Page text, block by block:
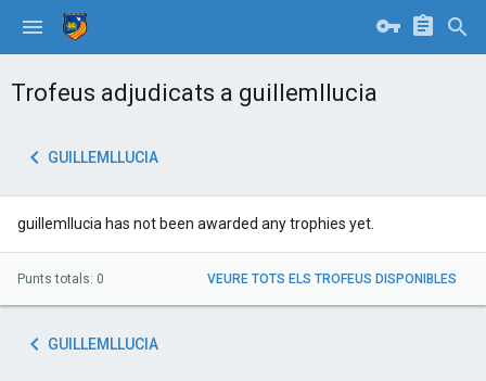
Trofeus adjudicats a guillemllucia
GUILLEMLLUCIA
guillemllucia has not been awarded any trophies yet.
Punts totals: 0 VEURE TOTS ELS TROFEUS DISPONIBLES
GUILLEMLLUCIA